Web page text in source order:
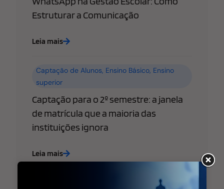
Estruturar a Comunicação
Leia mais
Captação de Alunos, Ensino Básico, Ensino
superior
Captação para o 2º semestre: a janela
de matrícula que a maioria das
instituições ignora
Leia mais
Estratégia de